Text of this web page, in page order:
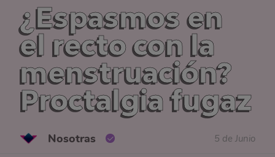
¿Espasmos en
el recto con la
menstruación?
Proctalgia fugaz
Nosotras 5 de Junio